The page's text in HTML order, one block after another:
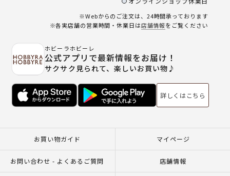
※Webからのご注文は、24時間承っております
※各実店舗の営業時間・休業日は店舗情報をご覧ください
ホビーラホビーレ
公式アプリで最新情報をお届け！
サクサク見られて、楽しいお買い物♪
詳しくはこちら
お買い物ガイド マイページ
お問い合わせ - よくあるご質問 店舗情報